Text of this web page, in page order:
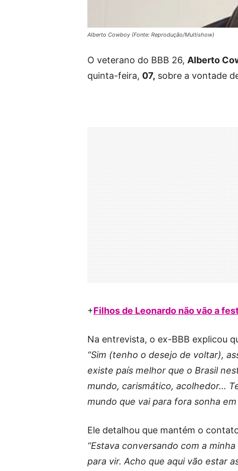
Alberto Cowboy (Fonte: Reprodução/Multishow)
O veterano do BBB 26, Alberto
quinta-feira, 07, sobre a vontade
+Filhos de Leonardo não vão a
Na entrevista, o ex-BBB explicou
“Sim (tenho o desejo de voltar),
existe país melhor que o Brasil
mundo, carismático, acolhedor…
mundo que vai para fora sonha
Ele detalhou que mantém o
“Estava conversando com a
para vir. Acho que aqui vão estar